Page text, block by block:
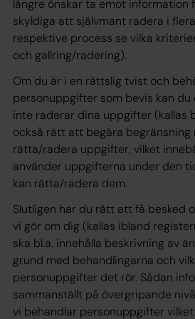
längre önskar ta emot information
skyldiga att självmant radera i
respektive process se vilka
och gallring/radering).
Om du är i en rättslig tvist och
personuppgifter som bevis kan
inte raderar dina uppgifter (kallas
också rätt att begära begränsning
rätta/radera uppgifter, vilket
använder uppgifterna under den
kan rätta/radera dem.
Slutligen har du rätt att få besked
vi gör om dig (kallas ibland
ska bl.a. innehålla beskrivning av
grund med behandlingarna och
personuppgifter det rör. Sådan
sammanställt på övergripande
vi behandlar personuppgifter